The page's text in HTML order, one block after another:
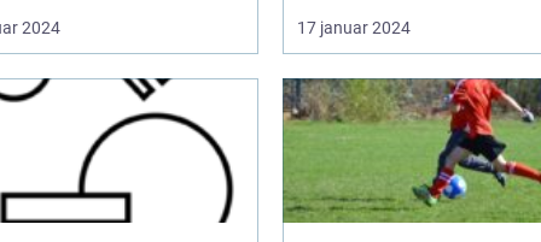
2024 17 januar 2024